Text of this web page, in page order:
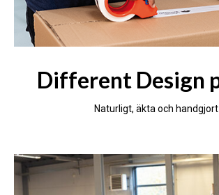
Different Design
Naturligt, äkta och handgjort